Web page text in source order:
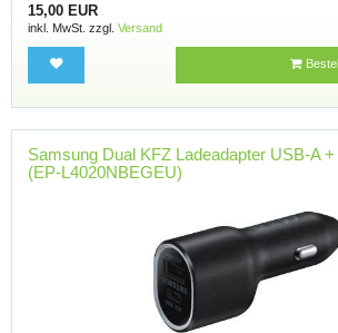
15,00 EUR
inkl. MwSt. zzgl. Versand
Samsung Dual KFZ Ladeadapter USB-A
(EP-L4020NBEGEU)